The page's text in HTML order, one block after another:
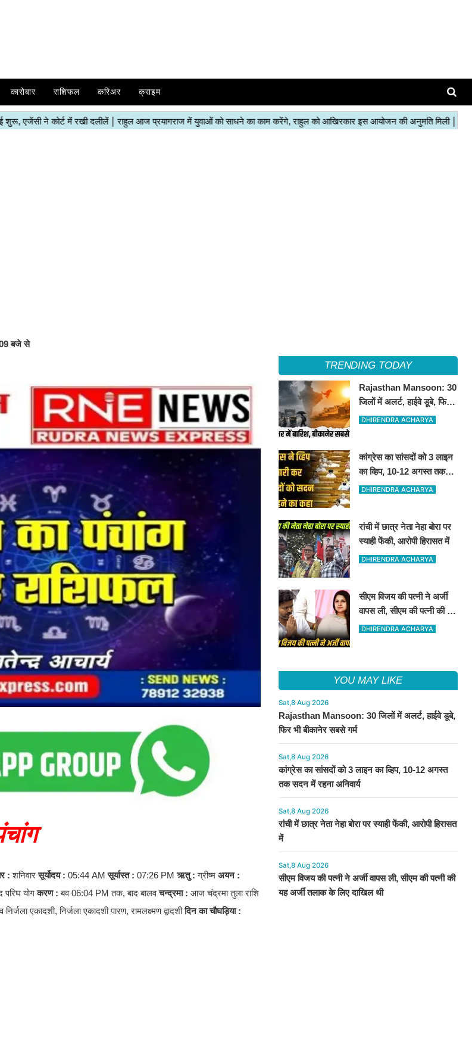
कारोबार राशिफल करिअर क्राइम
बजे से
:शनिवारसूर्योदय : 05:44 AMसूर्यास्त : 07:26 PMऋतु :ग्रीष्म अयन :
परिघ योगकरण : बव 06:04 PM तक, बाद बालवचन्द्रमा : आज चंद्रमा तुला राशि
निर्जला एकादशी, निर्जला एकादशी पारण, रामलक्ष्मण द्वादशीदिन का चौघड़िया :
TRENDING TODAY
Rajasthan Mansoon: 30
जिलों में अलर्ट, हाईवे डूबे, फिर
भी बीकानेर सबसे गर्म
DHIRENDRA ACHARYA
कांग्रेस का सांसदों को 3 लाइन
का व्हिप, 10-12 अगस्त तक
सदन में रहना अनिवार्य
DHIRENDRA ACHARYA
रांची में छात्र नेता नेहा बोरा पर
स्याही फेंकी, आरोपी हिरासत में
DHIRENDRA ACHARYA
सीएम विजय की पत्नी ने अर्जी
वापस ली, सीएम की पत्नी की यह
अर्जी तलाक के लिए दाखिल थी
DHIRENDRA ACHARYA
YOU MAY LIKE
Sat,8 Aug 2026
Rajasthan Mansoon: 30 जिलों में अलर्ट, हाईवे डूबे,
फिर भी बीकानेर सबसे गर्म
Sat,8 Aug 2026
कांग्रेस का सांसदों को 3 लाइन का व्हिप, 10-12 अगस्त
तक सदन में रहना अनिवार्य
Sat,8 Aug 2026
रांची में छात्र नेता नेहा बोरा पर स्याही फेंकी, आरोपी हिरासत
में
Sat,8 Aug 2026
सीएम विजय की पत्नी ने अर्जी वापस ली, सीएम की पत्नी की
यह अर्जी तलाक के लिए दाखिल थी